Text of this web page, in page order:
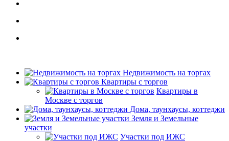
Недвижимость на торгах
Квартиры с торгов
Квартиры в
Москве с торгов
Дома, таунхаусы, коттеджи
Земля и Земельные
участки
Участки под ИЖС